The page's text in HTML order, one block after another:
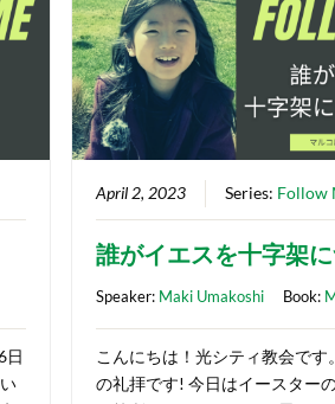
日
April 2, 2023 Series: Follow
誰がイエスを十字架
Speaker: Maki Umakoshi Book:
こんにちは！光シティ教会です
の礼拝です! 今日はイースター